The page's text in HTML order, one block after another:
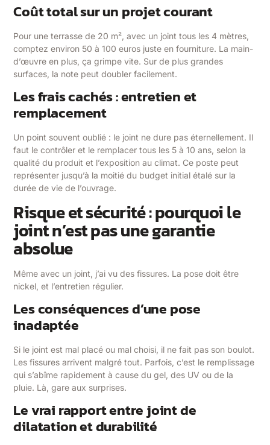
Coût total sur un projet courant
Pour une terrasse de 20 m², avec un joint tous les 4 mètres,
comptez environ 50 à 100 euros juste en fourniture. La main-
d’œuvre en plus, ça grimpe vite. Sur de plus grandes
surfaces, la note peut doubler facilement.
Les frais cachés : entretien et
remplacement
Un point souvent oublié : le joint ne dure pas éternellement. Il
faut le contrôler et le remplacer tous les 5 à 10 ans, selon la
qualité du produit et l’exposition au climat. Ce poste peut
représenter jusqu’à la moitié du budget initial étalé sur la
durée de vie de l’ouvrage.
Risque et sécurité : pourquoi le
joint n’est pas une garantie
absolue
Même avec un joint, j’ai vu des fissures. La pose doit être
nickel, et l’entretien régulier.
Les conséquences d’une pose
inadaptée
Si le joint est mal placé ou mal choisi, il ne fait pas son boulot.
Les fissures arrivent malgré tout. Parfois, c’est le remplissage
qui s’abîme rapidement à cause du gel, des UV ou de la
pluie. Là, gare aux surprises.
Le vrai rapport entre joint de
dilatation et durabilité